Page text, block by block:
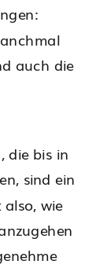
auch die
die bis in
sind ein
wie